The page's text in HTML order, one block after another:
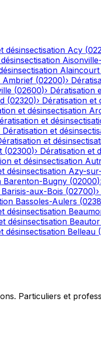
désinsectisation Acy (
Alaincourt
Ambrief (02200)›
(02600)› Dératisation
(02320)› Dératisation et
et désinsectisation
et
Dératisation et
et
(02300)› Dératisation et
et désinsectisation
désinsectisation Azy-
Barenton-Bugny (02000)
Barisis-aux-Bois (02700)›
Bassoles-Aulers (
désinsectisation
désinsectisation Beautor
désinsectisation Belleau (
Particuliers et